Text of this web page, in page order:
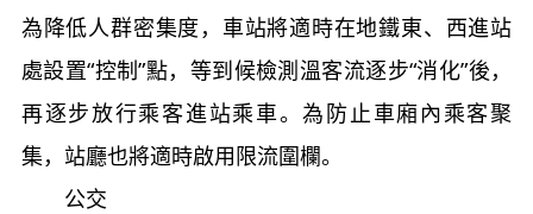
為降低人群密集度，車站將適時在地鐵東、西進站
處設置“控制”點，等到候檢測溫客流逐步“消化”後，
再逐步放行乘客進站乘車。為防止車廂內乘客聚
集，站廳也將適時啟用限流圍欄。
公交